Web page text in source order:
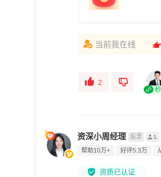
当前我在线
2
资深小周经理 股票
帮助10万+
好评5.3万
资质已认证